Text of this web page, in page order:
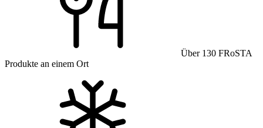
Über 130 FRoSTA
Produkte an einem Ort